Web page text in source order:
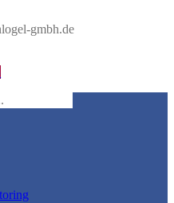
gmbh.de